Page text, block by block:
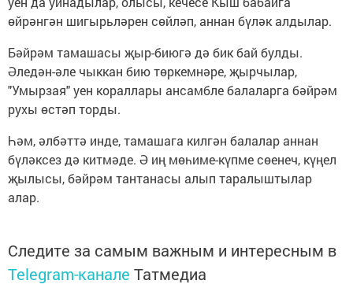
өйрәнгән шигырьләрен сөйләп, аннан бүләк алдылар.
Бәйрәм тамашасы җыр-биюгә дә бик бай булды.
Әледән-әле чыккан бию төркемнәре, җырчылар,
"Умырзая" уен кораллары ансамбле балаларга бәйрәм
рухы өстәп торды.
Һәм, әлбәттә инде, тамашага килгән балалар аннан
бүләксез дә китмәде. Ә иң мөһиме-күпме сөенеч, күңел
җылысы, бәйрәм тантанасы алып таралыштылар
алар.
Следите за самым важным и интересным в
Telegram-канале Татмедиа